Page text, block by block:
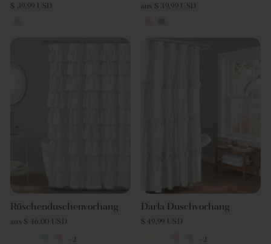
$ 39.99 USD aus $ 39.99 USD
Rüschenduschenvorhang
aus $ 46.00 USD
+2
Darla Duschvorhang
$ 49.99 USD
+2